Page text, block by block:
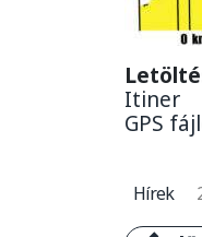
Itiner
GPS
Hírek